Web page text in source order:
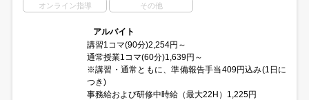
オンライン指導 その他
アルバイト
講習1コマ(90分)2,254円～
通常授業1コマ(60分)1,639円～
※講習・通常ともに、準備報告手当409円込み(1日に
つき)
事務給および研修中時給（最大22H）1,225円